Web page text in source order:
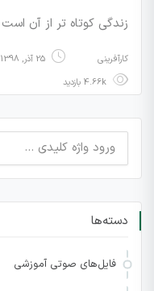
زندگی کوتاه تر از آن
کارآفرینی 25 آذر, 1398
جستجو
برای:
دسته‌ها
فایل‌های صوتی آموزشی